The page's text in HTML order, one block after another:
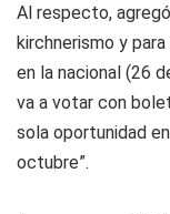
Al respecto,
kirchnerismo y
en la nacional (26
va a votar con
sola oportunidad
octubre”.